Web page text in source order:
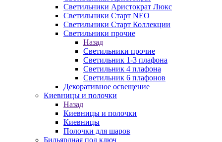
Светильники Аристократ Люкс
Светильники Старт NEO
Светильники Старт Коллекции
Светильники прочие
Назад
Светильники прочие
Светильник 1-3 плафона
Светильник 4 плафона
Светильник 6 плафонов
Декоративное освещение
Киевницы и полочки
Назад
Киевницы и полочки
Киевницы
Полочки для шаров
Бильярдная под ключ